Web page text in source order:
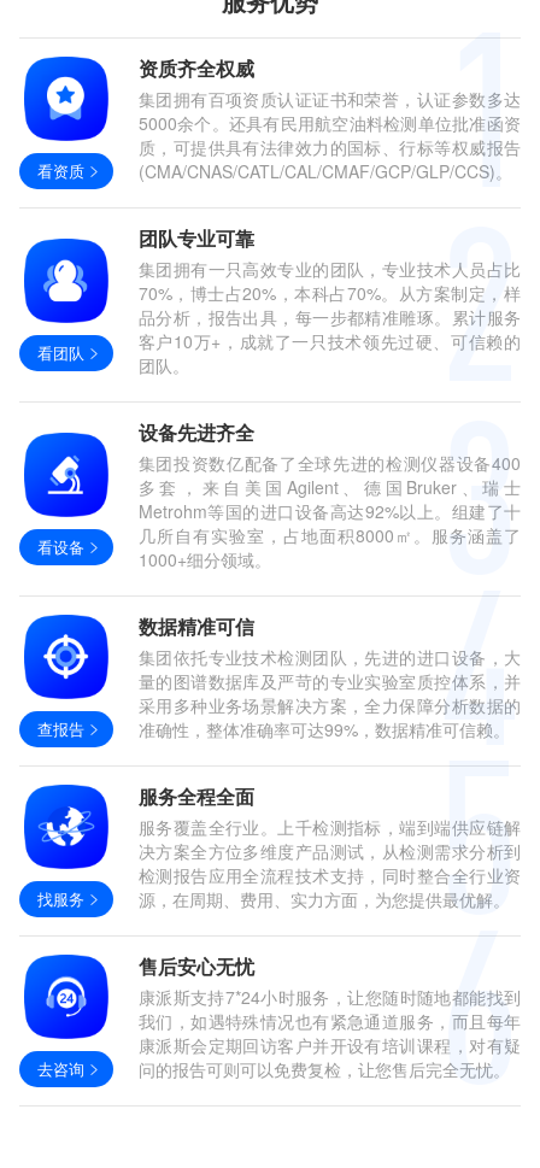
看资质
资质齐全权威
集团拥有百项资质认证证书和荣誉，认证参数多达
5000余个。还具有民用航空油料检测单位批准函资
质，可提供具有法律效力的国标、行标等权威报告
(CMA/CNAS/CATL/CAL/CMAF/GCP/GLP/CCS)。
看团队
团队专业可靠
集团拥有一只高效专业的团队，专业技术人员占比
70%，博士占20%，本科占70%。从方案制定，样
品分析，报告出具，每一步都精准雕琢。累计服务
客户10万+，成就了一只技术领先过硬、可信赖的
团队。
看设备
设备先进齐全
集团投资数亿配备了全球先进的检测仪器设备400
多套，来自美国Agilent、德国Bruker、瑞士
Metrohm等国的进口设备高达92%以上。组建了十
几所自有实验室，占地面积8000㎡。服务涵盖了
1000+细分领域。
查报告
数据精准可信
集团依托专业技术检测团队，先进的进口设备，大
量的图谱数据库及严苛的专业实验室质控体系，并
采用多种业务场景解决方案，全力保障分析数据的
准确性，整体准确率可达99%，数据精准可信赖。
找服务
服务全程全面
服务覆盖全行业。上千检测指标，端到端供应链解
决方案全方位多维度产品测试，从检测需求分析到
检测报告应用全流程技术支持，同时整合全行业资
源，在周期、费用、实力方面，为您提供最优解。
去咨询
售后安心无忧
康派斯支持7*24小时服务，让您随时随地都能找到
我们，如遇特殊情况也有紧急通道服务，而且每年
康派斯会定期回访客户并开设有培训课程，对有疑
问的报告可则可以免费复检，让您售后完全无忧。